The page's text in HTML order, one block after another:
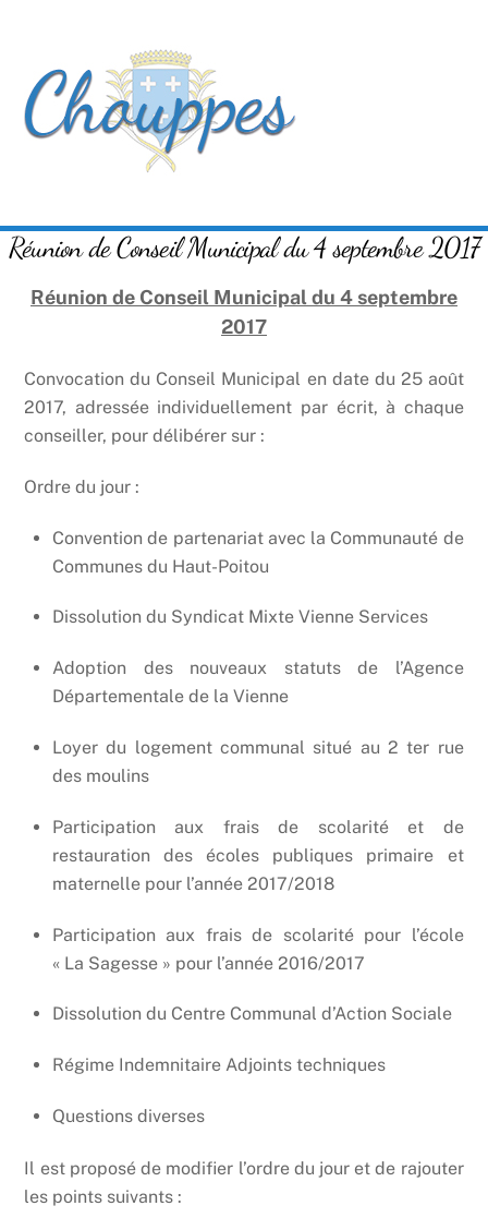
content
Réunion de Conseil Municipal du 4 septembre 2017
Réunion de Conseil Municipal du 4 septembre
2017
Convocation du Conseil Municipal en date du 25 août
2017, adressée individuellement par écrit, à chaque
conseiller, pour délibérer sur :
Ordre du jour :
Convention de partenariat avec la Communauté de
Communes du Haut-Poitou
Dissolution du Syndicat Mixte Vienne Services
Adoption des nouveaux statuts de l’Agence
Départementale de la Vienne
Loyer du logement communal situé au 2 ter rue
des moulins
Participation aux frais de scolarité et de
restauration des écoles publiques primaire et
maternelle pour l’année 2017/2018
Participation aux frais de scolarité pour l’école
« La Sagesse » pour l’année 2016/2017
Dissolution du Centre Communal d’Action Sociale
Régime Indemnitaire Adjoints techniques
Questions diverses
Il est proposé de modifier l’ordre du jour et de rajouter
les points suivants :